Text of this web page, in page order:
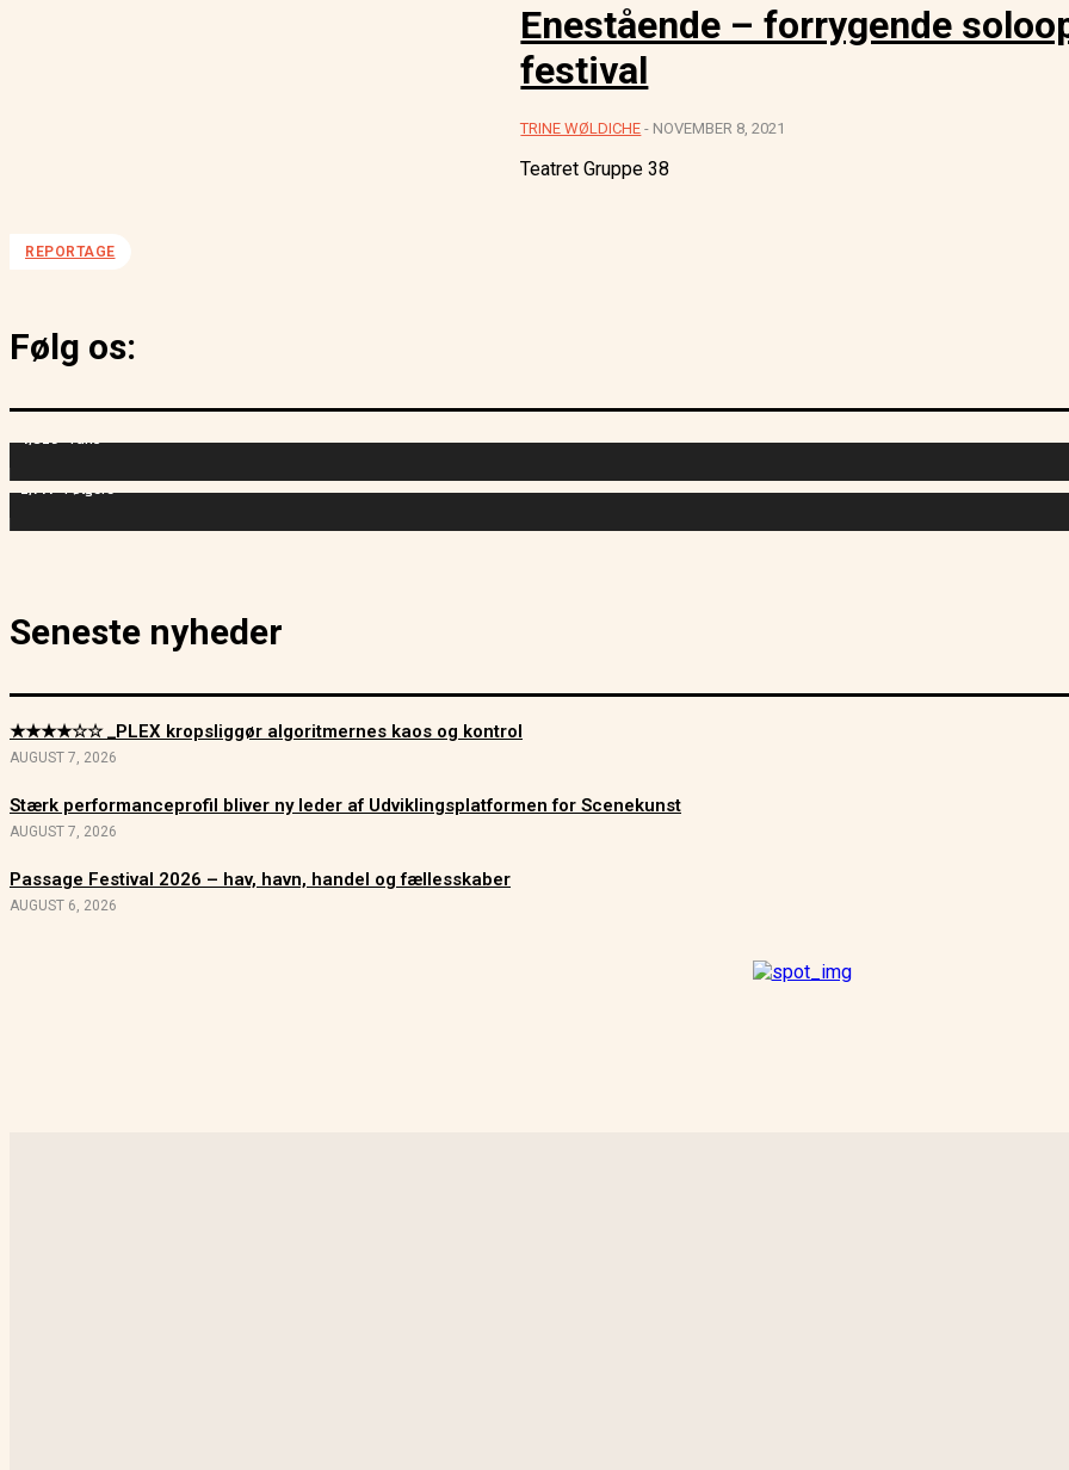
REPORTAGE
Enestående – forrygende
festival
TRINE WØLDICHE - NOVEMBER 8, 2021
Teatret Gruppe 38
Følg os:
4,829 Fans
2,714 Følgere
Seneste nyheder
★★★★☆☆ _PLEX kropsliggør algoritmernes kaos og kontrol
AUGUST 7, 2026
Stærk performanceprofil bliver ny leder af Udviklingsplatformen for Scenekunst
AUGUST 7, 2026
Passage Festival 2026 – hav, havn, handel og fællesskaber
AUGUST 6, 2026